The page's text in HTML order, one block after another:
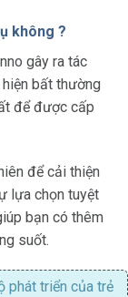
không ?
gây ra tác
bất thường
để được cấp
để cải thiện
lựa chọn tuyệt
bạn có thêm
suốt.
phát triển của trẻ